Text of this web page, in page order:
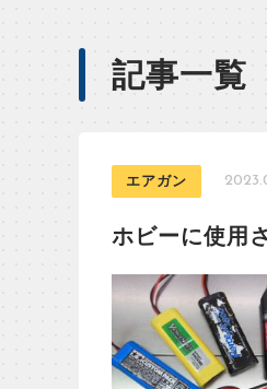
記事一覧
エアガン
ホビーに使用